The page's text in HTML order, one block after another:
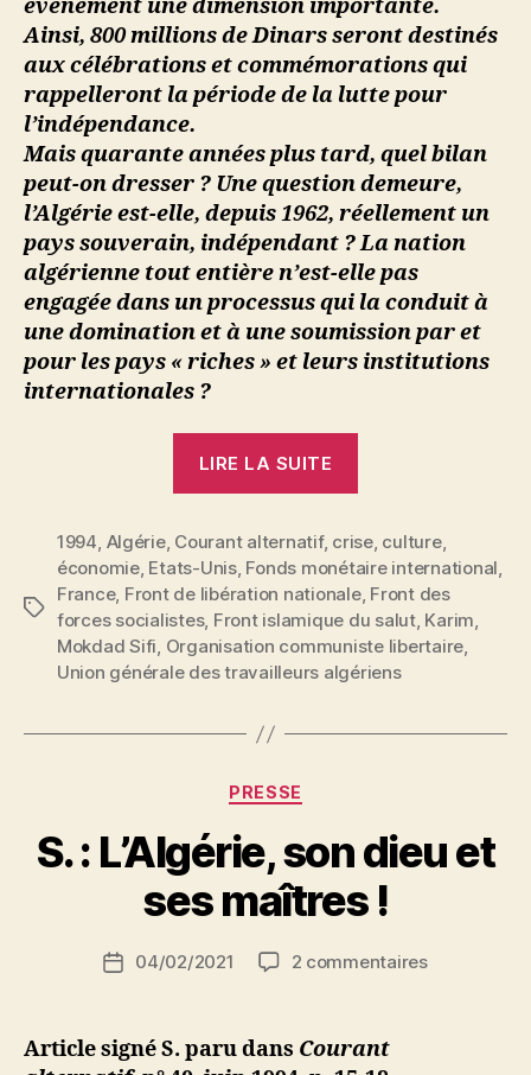
événement une dimension importante.
Ainsi, 800 millions de Dinars seront destinés
aux célébrations et commémorations qui
rappelleront la période de la lutte pour
l’indépendance.
Mais quarante années plus tard, quel bilan
peut-on dresser ? Une question demeure,
l’Algérie est-elle, depuis 1962, réellement un
pays souverain, indépendant ? La nation
algérienne tout entière n’est-elle pas
engagée dans un processus qui la conduit à
une domination et à une soumission par et
pour les pays « riches » et leurs institutions
internationales ?
LIRE LA SUITE
Les
enjeux
de
la
crise »
Étiquettes
1994, Algérie, Courant alternatif, crise, culture,
économie, Etats-Unis, Fonds monétaire international,
France, Front de libération nationale, Front des
forces socialistes, Front islamique du salut, Karim,
Mokdad Sifi, Organisation communiste libertaire,
Union générale des travailleurs algériens
Catégories
PRESSE
S. : L’Algérie, son dieu et
ses maîtres !
Auteur
de
a
S
N
ji
Date04/02/2021 2 commentairessur
Article signé S. paru dans Courant